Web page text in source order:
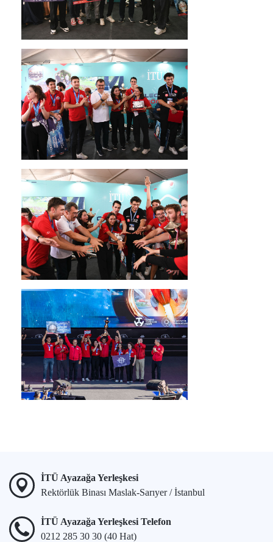
İTÜ Ayazağa Yerleşkesi
Rektörlük Binası Maslak-Sarıyer / İstanbul
İTÜ Ayazağa Yerleşkesi Telefon
0212 285 30 30 (40 Hat)